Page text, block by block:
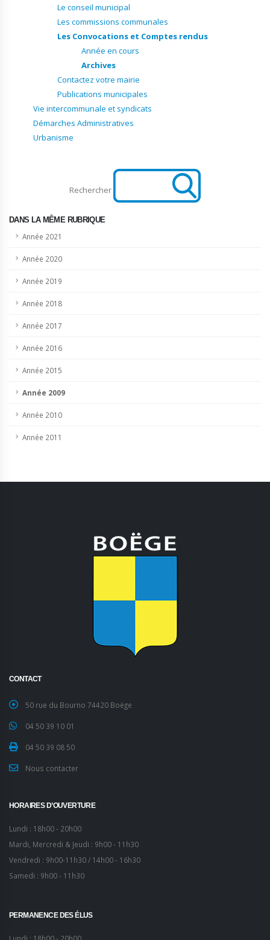
Le conseil municipal
Les commissions communales
Les Convocations et Comptes rendus
Année en cours
Archives
Contactez votre mairie
Publications municipales
Vie intercommunale et syndicats
Démarches Administratives
Urbanisme
Rechercher
DANS LA MÊME RUBRIQUE
Année 2021
Année 2020
Année 2019
Année 2018
Année 2017
Année 2016
Année 2015
Année 2009
Année 2010
Année 2011
CONTACT
50 rue du Bourno 74420 Boëge
04 50 39 10 01
04 50 39 08 50
Nous contacter
HORAIRES D’OUVERTURE
Lundi : 18h00 - 20h00
Mardi, Mercredi & Jeudi : 9h00 - 11h30
Vendredi : 9h00-11h30 / 14h00 - 16h30
Samedi : 9h00 - 11h30
PERMANENCE DES ÉLUS